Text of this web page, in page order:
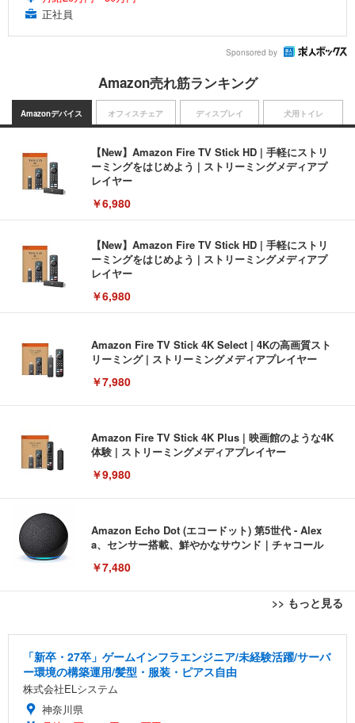
正社員
Sponsored by
Amazon売れ筋ランキング
Amazonデバイス
【New】Amazon Fire TV Stick HD | 手軽にストリ
ーミングをはじめよう | ストリーミングメディアプ
レイヤー
￥6,980
【New】Amazon Fire TV Stick HD | 手軽にストリ
ーミングをはじめよう | ストリーミングメディアプ
レイヤー
￥6,980
Amazon Fire TV Stick 4K Select | 4Kの高画質スト
リーミング | ストリーミングメディアプレイヤー
￥7,980
Amazon Fire TV Stick 4K Plus | 映画館のような4K
体験 | ストリーミングメディアプレイヤー
￥9,980
Amazon Echo Dot (エコードット) 第5世代 - Alex
a、センサー搭載、鮮やかなサウンド｜チャコール
￥7,480
>> もっと見る
オフィスチェア
[EdoErgo] オフィスチェア 椅子 テレワーク 疲れな
い 跳ね上げ式アームレスト コンパクト 約105度ロッ
キング pc 事務椅子 360度回転 座面昇降 強化ナイロ
ン樹脂ベース 通気性メッシュ 在宅ワーク H-WY01
(黒網+黒枠+黒足)
￥5,699
ディスプレイ
EIZO ビジネス向けプレミアムモニター | FlexScan
EV3240X-WT | 31.5型4K UHD・USB Type-C・ホワ
イト
￥105,595
犬用トイレ
回使い捨て 無香料 ホワイト 300枚
￥3,373
「新卒・27卒」ゲームインフラエンジニア/未経験活躍/サーバ
ー環境の構築運用/髪型・服装・ピアス自由
株式会社ELシステム
神奈川県